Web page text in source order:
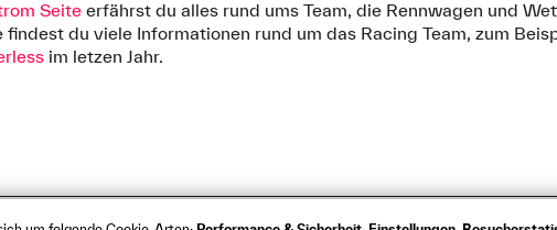
Seite erfährst du alles rund ums Team, die Rennwagen und
findest du viele Informationen rund um das Racing Team, zum
im letzen Jahr.